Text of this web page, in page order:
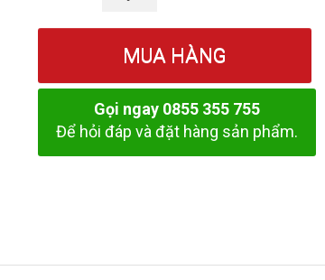
MUA HÀNG
Gọi ngay 0855 355 755
Để hỏi đáp và đặt hàng sản phẩm.